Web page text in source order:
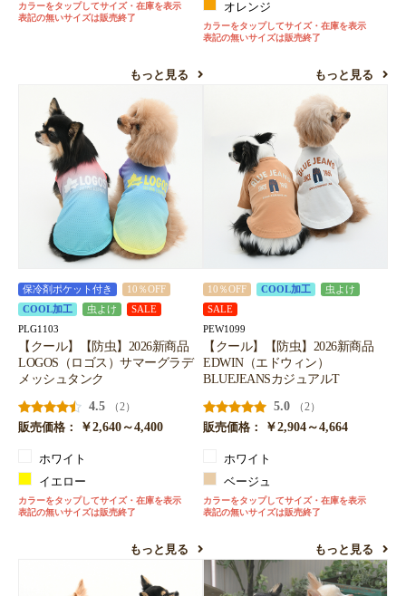
カラーをタップしてサイズ・在庫を表示
表記の無いサイズは販売終了
もっと見る
オレンジ
カラーをタップしてサイズ・在庫を表示
表記の無いサイズは販売終了
もっと見る
保冷剤ポケット付き
10％OFF
COOL加工
虫よけ SALE
PLG1103
【クール】【防虫】2026新商品
LOGOS（ロゴス）サマーグラデ
メッシュタンク
4.5
（2）
販売価格：
￥2,640～4,400
ホワイト
イエロー
カラーをタップしてサイズ・在庫を表示
表記の無いサイズは販売終了
もっと見る
10％OFF COOL加工
虫よけ
SALE
PEW1099
【クール】【防虫】2026新商品
EDWIN（エドウィン）
BLUEJEANSカジュアルT
5.0
（2）
販売価格：
￥2,904～4,664
ホワイト
ベージュ
カラーをタップしてサイズ・在庫を表示
表記の無いサイズは販売終了
もっと見る